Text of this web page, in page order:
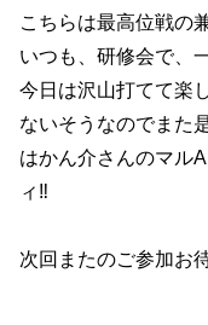
こちらは最高位戦の
いつも、研修会で、
今日は沢山打てて楽
ないそうなのでまた
はかん介さんのマル
ィ‼️
次回またのご参加お